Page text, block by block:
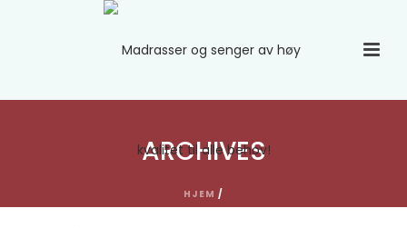
ARCHIVES
HJEM /